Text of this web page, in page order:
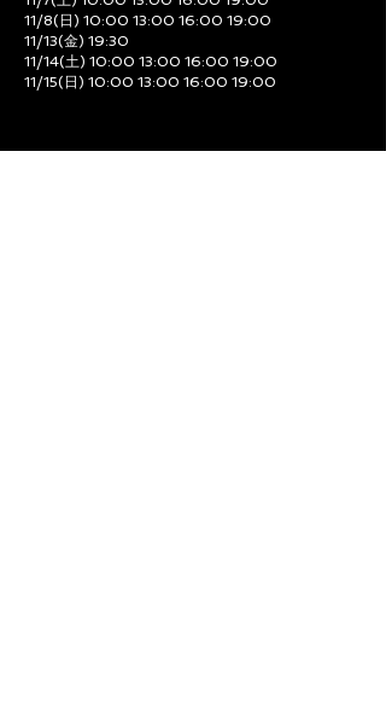
11/8(日) 10:00 13:00 16:00 19:00
11/13(金) 19:30
11/14(土) 10:00 13:00 16:00 19:00
11/15(日) 10:00 13:00 16:00 19:00